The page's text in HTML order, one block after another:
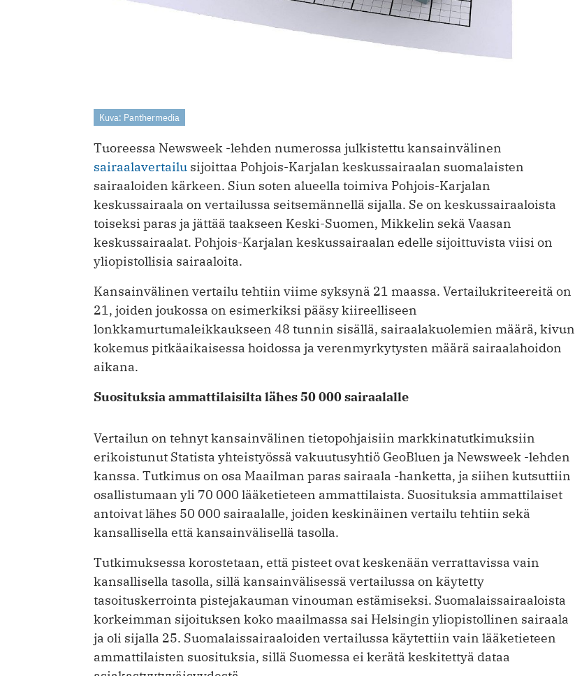
Kuva: Panthermedia
Tuoreessa Newsweek -lehden numerossa julkistettu kansainvälinen
sairaalavertailu sijoittaa Pohjois-Karjalan keskussairaalan suomalaisten
sairaaloiden kärkeen. Siun soten alueella toimiva Pohjois-Karjalan
keskussairaala on vertailussa seitsemännellä sijalla. Se on keskussairaaloista
toiseksi paras ja jättää taakseen Keski-Suomen, Mikkelin sekä Vaasan
keskussairaalat. Pohjois-Karjalan keskussairaalan edelle sijoittuvista viisi on
yliopistollisia sairaaloita.
Kansainvälinen vertailu tehtiin viime syksynä 21 maassa. Vertailukriteereitä on
21, joiden joukossa on esimerkiksi pääsy kiireelliseen
lonkkamurtumaleikkaukseen 48 tunnin sisällä, sairaalakuolemien määrä, kivun
kokemus pitkäaikaisessa hoidossa ja verenmyrkytysten määrä sairaalahoidon
aikana.
Suosituksia ammattilaisilta lähes 50 000 sairaalalle
Vertailun on tehnyt kansainvälinen tietopohjaisiin markkinatutkimuksiin
erikoistunut Statista yhteistyössä vakuutusyhtiö GeoBluen ja Newsweek -lehden
kanssa. Tutkimus on osa Maailman paras sairaala -hanketta, ja siihen kutsuttiin
osallistumaan yli 70 000 lääketieteen ammattilaista. Suosituksia ammattilaiset
antoivat lähes 50 000 sairaalalle, joiden keskinäinen vertailu tehtiin sekä
kansallisella että kansainvälisellä tasolla.
Tutkimuksessa korostetaan, että pisteet ovat keskenään verrattavissa vain
kansallisella tasolla, sillä kansainvälisessä vertailussa on käytetty
tasoituskerrointa pistejakauman vinouman estämiseksi. Suomalaissairaaloista
korkeimman sijoituksen koko maailmassa sai Helsingin yliopistollinen sairaala
ja oli sijalla 25. Suomalaissairaaloiden vertailussa käytettiin vain lääketieteen
ammattilaisten suosituksia, sillä Suomessa ei kerätä keskitettyä dataa